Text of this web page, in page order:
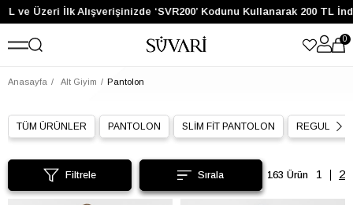
Üzeri İlk Alışverişinizde ‘SVR200’ Kodunu Kullanarak 200 TL İndirim
0
Anasayfa Alt Giyim Pantolon
TÜM ÜRÜNLER PANTOLON SLİM FİT PANTOLON REGULAR
Filtrele 163 Ürün